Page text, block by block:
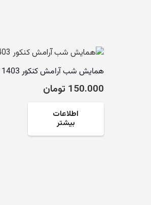
همایش شب آرامش کنکور 1403
150.000 تومان
اطلاعات
بیشتر